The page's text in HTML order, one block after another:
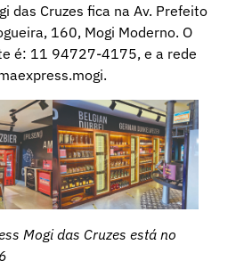
das Cruzes fica na Av. Prefeito
160, Mogi Moderno. O
é: 11 94727-4175, e a rede
Mogi das Cruzes está no